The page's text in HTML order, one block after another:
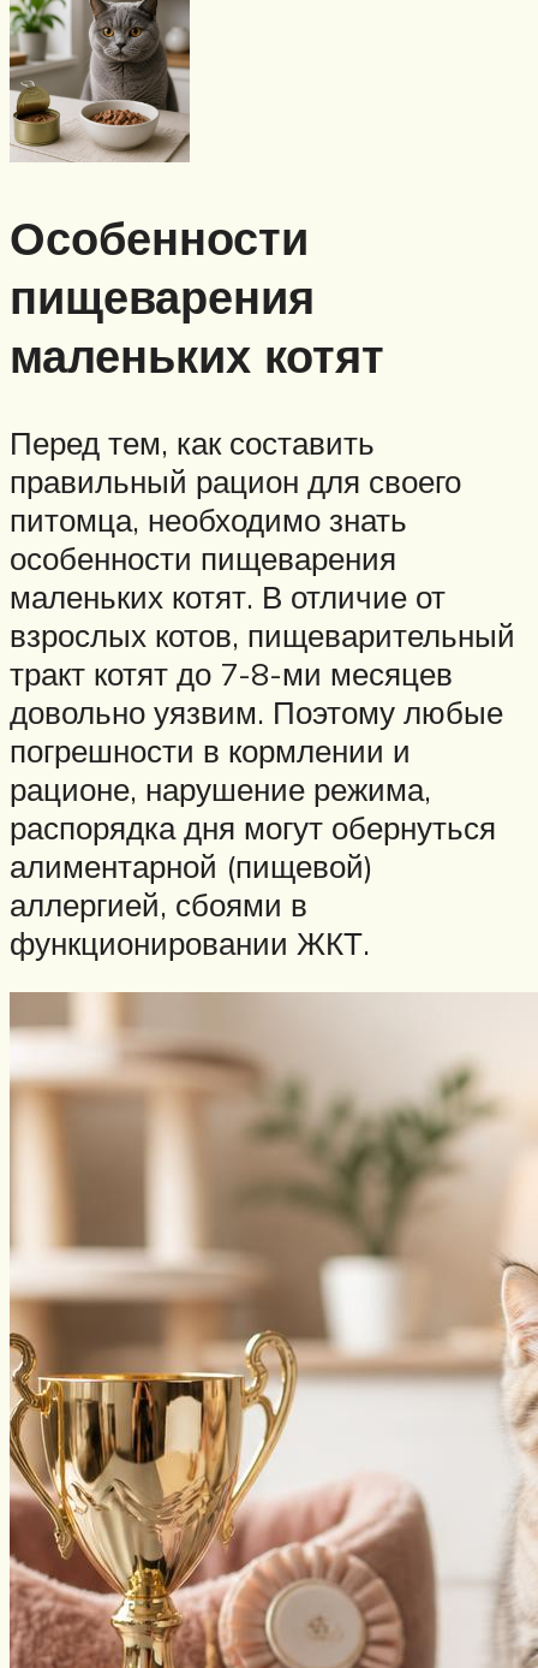
Особенности
пищеварения
маленьких котят
Перед тем, как составить
правильный рацион для своего
питомца, необходимо знать
особенности пищеварения
маленьких котят. В отличие от
взрослых котов, пищеварительный
тракт котят до 7-8-ми месяцев
довольно уязвим. Поэтому любые
погрешности в кормлении и
рационе, нарушение режима,
распорядка дня могут обернуться
алиментарной (пищевой)
аллергией, сбоями в
функционировании ЖКТ.